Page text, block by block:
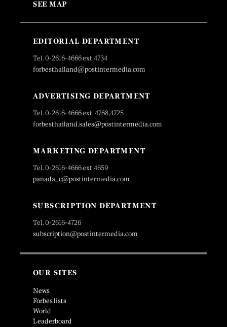
SEE MAP
EDITORIAL DEPARTMENT
Tel. 0-2616-4666 ext.4734
forbesthailand@postintermedia.com
ADVERTISING DEPARTMENT
Tel. 0-2616-4666 ext. 4768,4725
forbesthailand.sales@postintermedia.com
MARKETING DEPARTMENT
Tel. 0-2616-4666 ext.4659
panada_c@postintermedia.com
SUBSCRIPTION DEPARTMENT
Tel. 0-2616-4726
subscription@postintermedia.com
OUR SITES
News
Forbes lists
World
Leaderboard